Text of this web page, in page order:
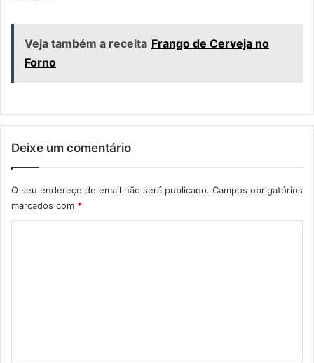
Veja também a receita Frango de Cerveja no
Forno
Deixe um comentário
O seu endereço de email não será publicado. Campos obrigatórios
marcados com *